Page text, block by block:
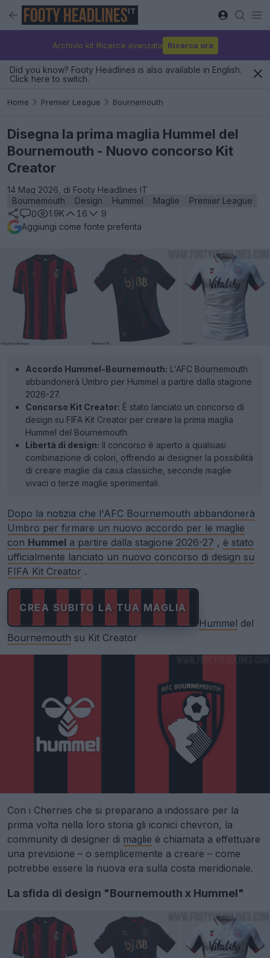
IT
Archivio kit Ricerca avanzata Ricerca ora
Did you know? Footy Headlines is also available in English.
Click here to switch.
Home Premier League Bournemouth
Disegna la prima maglia Hummel del
Bournemouth - Nuovo concorso Kit
Creator
14 Mag 2026, di Footy Headlines IT
Bournemouth
Design Hummel Maglie
Premier League
0
1.9K 16
9
Aggiungi come fonte preferita
Accordo Hummel-Bournemouth: L'AFC Bournemouth
abbandonerà Umbro per Hummel a partire dalla stagione
2026-27.
Concorso Kit Creator: È stato lanciato un concorso di
design su FIFA Kit Creator per creare la prima maglia
Hummel del Bournemouth.
Libertà di design: Il concorso è aperto a qualsiasi
combinazione di colori, offrendo ai designer la possibilità
di creare maglie da casa classiche, seconde maglie
vivaci o terze maglie sperimentali.
Dopo la notizia che l'AFC Bournemouth abbandonerà
Umbro per firmare un nuovo accordo per le maglie
con Hummel a partire dalla stagione 2026-27 , è stato
ufficialmente lanciato un nuovo concorso di design su
FIFA Kit Creator .
CREA SUBITO LA TUA MAGLIA
Hummel del
Bournemouth su Kit Creator
Con i Cherries che si preparano a indossare per la
prima volta nella loro storia gli iconici chevron, la
community di designer di maglie è chiamata a effettuare
una previsione – o semplicemente a creare – come
potrebbe essere la nuova era sulla costa meridionale.
La sfida di design "Bournemouth x Hummel"